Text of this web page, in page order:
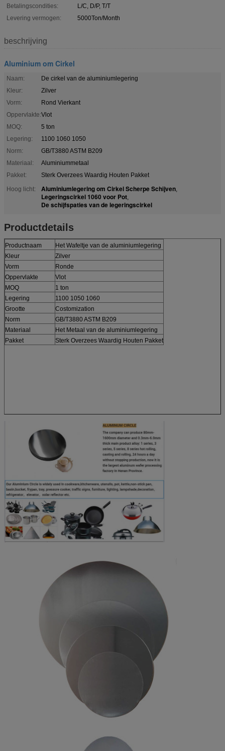
Betalingscondities:
L/C, D/P, T/T
Levering vermogen:
5000Ton/Month
beschrijving
Aluminium om Cirkel
Naam:
De cirkel van de aluminiumlegering
Kleur:
Zilver
Vorm:
Rond Vierkant
Oppervlakte:Vlot
MOQ:
5 ton
Legering:
1100 1060 1050
Norm:
GB/T3880 ASTM B209
Materiaal:
Aluminiummetaal
Pakket:
Sterk Overzees Waardig Houten Pakket
Hoog licht:
Aluminiumlegering om Cirkel Scherpe Schijven,
Legeringscirkel 1060 voor Pot,
De schijfspaties van de legeringscirkel
Productdetails
Productnaam
Het Wafeltje van de aluminiumlegering
Kleur
Zilver
Vorm
Ronde
Oppervlakte
Vlot
MOQ
1 ton
Legering
1100 1050 1060
Grootte
Costomization
Norm
GB/T3880 ASTM B209
Materiaal
Het Metaal van de aluminiumlegering
Pakket
Sterk Overzees Waardig Houten Pakket